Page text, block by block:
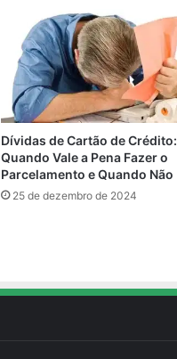
Dívidas de Cartão de Crédito:
Quando Vale a Pena Fazer o
Parcelamento e Quando Não
25 de dezembro de 2024